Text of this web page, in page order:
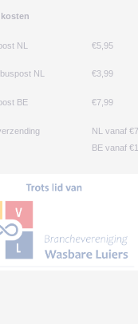
NL €5,95
NL €3,99
BE €7,99
NL vanaf
BE vanaf